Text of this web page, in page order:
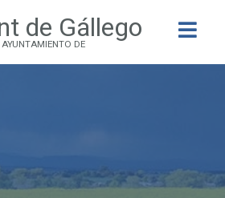
de Gállego
AYUNTAMIENTO DE
Buscar